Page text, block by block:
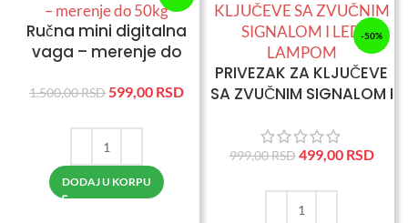
Ručna mini digitalna
vaga – merenje do
1.500,00RSD599,00 RSD
DODAJ U KORPU
-50%
PRIVEZAK ZA KLJUČEVE
SA ZVUČNIM SIGNALOM I
999,00RSD 499,00 RSD